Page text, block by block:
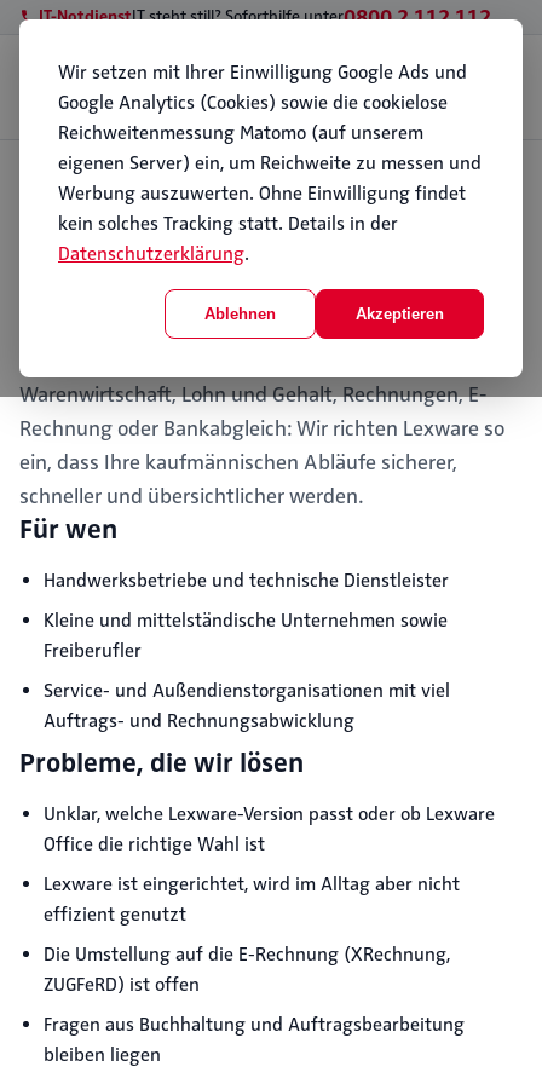
IT-NotdienstIT steht still? Soforthilfe unter0800 2 112 112
GeschäftskundenPrivatkunden Standorte WissenÜber PC112
Kontakt
Geschäftskunden Lexware-Service
Lexware-Service
PC112 berät kleine und mittelständische
Unternehmen bei Lexware und Lexware Office, von der
Auswahl der passenden Lösung über Einrichtung und
Warenwirtschaft, Lohn und Gehalt, Rechnungen, E-
Rechnung oder Bankabgleich: Wir richten Lexware so
ein, dass Ihre kaufmännischen Abläufe sicherer,
schneller und übersichtlicher werden.
Für wen
Handwerksbetriebe und technische Dienstleister
Kleine und mittelständische Unternehmen sowie
Freiberufler
Service- und Außendienstorganisationen mit viel
Auftrags- und Rechnungsabwicklung
Probleme, die wir lösen
Unklar, welche Lexware-Version passt oder ob Lexware
Office die richtige Wahl ist
Lexware ist eingerichtet, wird im Alltag aber nicht
effizient genutzt
Die Umstellung auf die E-Rechnung (XRechnung,
ZUGFeRD) ist offen
Fragen aus Buchhaltung und Auftragsbearbeitung
bleiben liegen
Wir setzen mit Ihrer Einwilligung Google Ads und
Google Analytics (Cookies) sowie die cookielose
Reichweitenmessung Matomo (auf unserem
eigenen Server) ein, um Reichweite zu messen und
Werbung auszuwerten. Ohne Einwilligung findet
kein solches Tracking statt. Details in der
Datenschutzerklärung.
Ablehnen Akzeptieren